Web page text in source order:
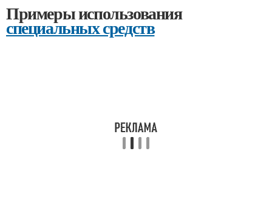
Примеры использования
специальных средств